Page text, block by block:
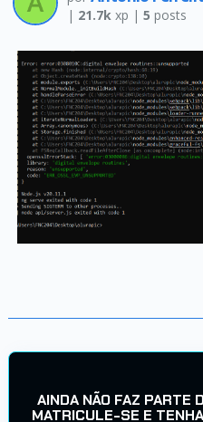
| 21.7kxp | 5 posts
AINDA NÃO FAZ PARTE
MATRICULE-SE E